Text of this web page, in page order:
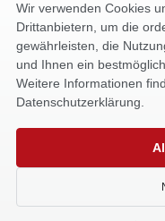
Siemensstr. 32
59199 Bönen
+49 (0) 2383 93640
info@alfa-service.com
Whatsapp (no voice
Wir verwenden Cookies
Drittanbietern, um die
gewährleisten, die
und Ihnen ein
Weitere Informationen
Datenschutzerklärung.